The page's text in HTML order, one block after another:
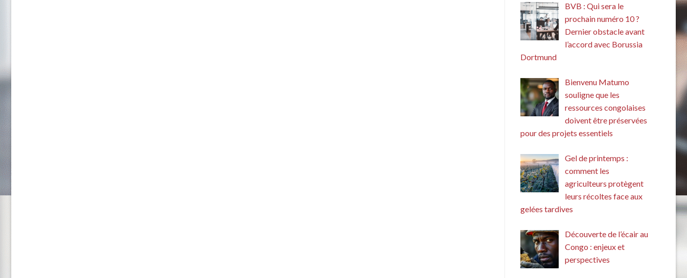
BVB : Qui sera le
prochain numéro 10 ?
Dernier obstacle avant
l’accord avec Borussia
Dortmund
Bienvenu Matumo
souligne que les
ressources congolaises
doivent être préservées
pour des projets essentiels
Gel de printemps :
comment les
agriculteurs protègent
leurs récoltes face aux
gelées tardives
Découverte de l’écair au
Congo : enjeux et
perspectives